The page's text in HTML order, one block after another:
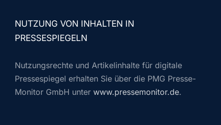
NUTZUNG VON INHALTEN IN
PRESSESPIEGELN
Nutzungsrechte und Artikelinhalte für digitale
Pressespiegel erhalten Sie über die PMG Presse-
Monitor GmbH unter www.pressemonitor.de.